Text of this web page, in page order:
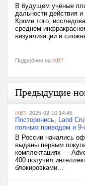
В будущем учёные
дальности действия
Кроме того,
среднем
визуализации в
Подробнее на iXBT
Предыдущие
iXBT, 2025-02-10 14:45
Посторонись, Land
полным приводом и 9-
В России начались
выданы первым
комплектациях —
400 получил
блокировками...